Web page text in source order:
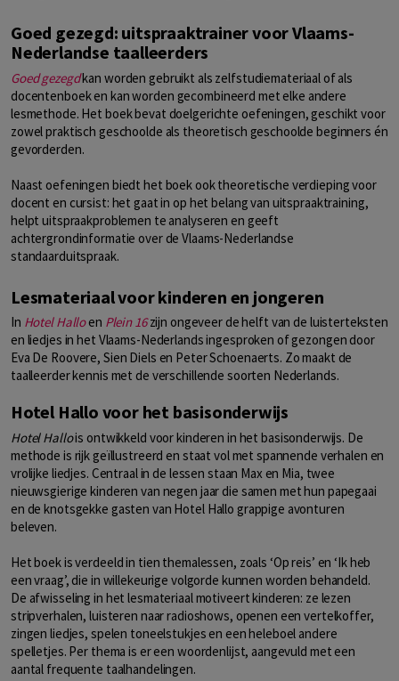
Goed gezegd: uitspraaktrainer voor Vlaams-
Nederlandse taalleerders
Goed gezegdkan worden gebruikt als zelfstudiemateriaal of als
docentenboek en kan worden gecombineerd met elke andere
lesmethode. Het boek bevat doelgerichte oefeningen, geschikt voor
zowel praktisch geschoolde als theoretisch geschoolde beginners én
gevorderden.
Naast oefeningen biedt het boek ook theoretische verdieping voor
docent en cursist: het gaat in op het belang van uitspraaktraining,
helpt uitspraakproblemen te analyseren en geeft
achtergrondinformatie over de Vlaams-Nederlandse
standaarduitspraak.
Lesmateriaal voor kinderen en jongeren
In Hotel Halloen Plein 16zijn ongeveer de helft van de luisterteksten
en liedjes in het Vlaams-Nederlands ingesproken of gezongen door
Eva De Roovere, Sien Diels en Peter Schoenaerts. Zo maakt de
taalleerder kennis met de verschillende soorten Nederlands.
Hotel Hallo voor het basisonderwijs
Hotel Hallois ontwikkeld voor kinderen in het basisonderwijs. De
methode is rijk geïllustreerd en staat vol met spannende verhalen en
vrolijke liedjes. Centraal in de lessen staan Max en Mia, twee
nieuwsgierige kinderen van negen jaar die samen met hun papegaai
en de knotsgekke gasten van Hotel Hallo grappige avonturen
beleven.
Het boek is verdeeld in tien themalessen, zoals ‘Op reis’ en ‘Ik heb
een vraag’, die in willekeurige volgorde kunnen worden behandeld.
De afwisseling in het lesmateriaal motiveert kinderen: ze lezen
stripverhalen, luisteren naar radioshows, openen een vertelkoffer,
zingen liedjes, spelen toneelstukjes en een heleboel andere
spelletjes. Per thema is er een woordenlijst, aangevuld met een
aantal frequente taalhandelingen.